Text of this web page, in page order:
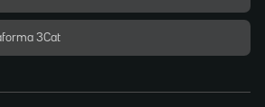
3Cat